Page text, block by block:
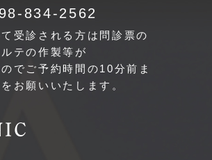
834-2562
受診される方は問診票の
テの作製等が
でご予約時間の10分前ま
お願いいたします。